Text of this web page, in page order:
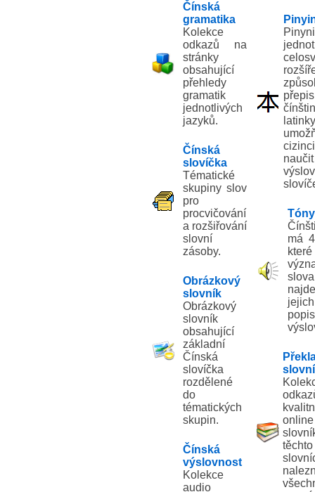
Čínská
gramatika
Kolekce
odkazů na
stránky
obsahující
přehledy
gramatik
jednotlivých
jazyků.
Čínská
slovíčka
Tématické
skupiny slov
pro
procvičování
a rozšiřování
slovní
zásoby.
Obrázkový
slovník
Obrázkový
slovník
obsahující
základní
Čínská
slovíčka
rozdělené
do
tématických
skupin.
Čínská
výslovnost
Kolekce
audio
cizinci
Tóny
má
jejich
online
těchto